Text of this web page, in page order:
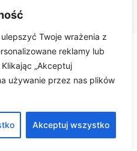
Twoje wrażenia z
reklamy lub
„Akceptuj
używanie przez nas plików
Akceptuj wszystko
Reklamacje
w firmie
zapoznania się z
Studio RMA.net, aby
odkryć, jak nasze